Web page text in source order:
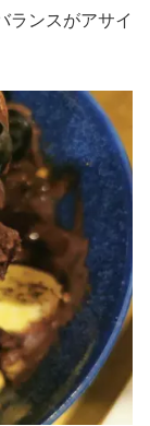
ランスがアサイ